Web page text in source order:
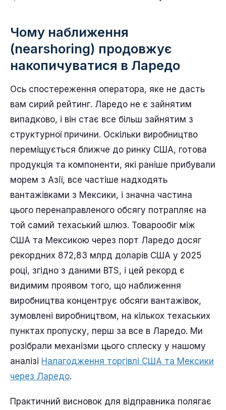
Чому наближення
(nearshoring) продовжує
накопичуватися в Ларедо
Ось спостереження оператора, яке не дасть
вам сирий рейтинг. Ларедо не є зайнятим
випадково, і він стає все більш зайнятим з
структурної причини. Оскільки виробництво
переміщується ближче до ринку США, готова
продукція та компоненти, які раніше прибували
морем з Азії, все частіше надходять
вантажівками з Мексики, і значна частина
цього перенаправленого обсягу потрапляє на
той самий техаський шлюз. Товарообіг між
США та Мексикою через порт Ларедо досяг
рекордних 872,83 млрд доларів США у 2025
році, згідно з даними BTS, і цей рекорд є
видимим проявом того, що наближення
виробництва концентрує обсяги вантажівок,
зумовлені виробництвом, на кількох техаських
пунктах пропуску, перш за все в Ларедо. Ми
розібрали механізми цього сплеску у нашому
аналізі Налагодження торгівлі США та Мексики
через Ларедо.
Практичний висновок для відправника полягає